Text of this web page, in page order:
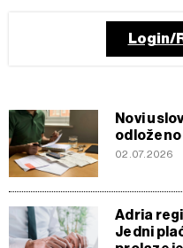
Login/
Novi
02.07.2026
Adria
Jedni